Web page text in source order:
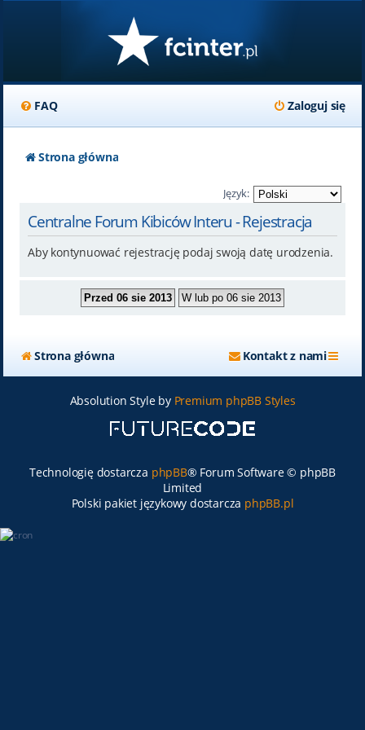
FAQ Zaloguj się
Strona główna
Język:
Centralne Forum Kibiców Interu - Rejestracja
Aby kontynuować rejestrację podaj swoją datę urodzenia.
Strona główna Kontakt z nami
Absolution Style by Premium phpBB Styles
Technologię dostarcza phpBB® Forum Software © phpBB
Limited
Polski pakiet językowy dostarcza phpBB.pl